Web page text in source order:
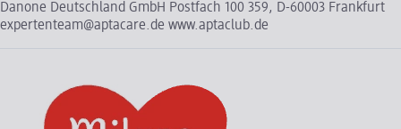
Danone Deutschland GmbH Postfach 100 359, D-60003 Frankfurt
expertenteam@aptacare.de www.aptaclub.de